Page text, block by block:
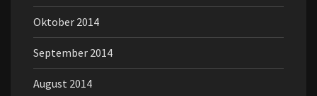
Oktober 2014
September 2014
August 2014